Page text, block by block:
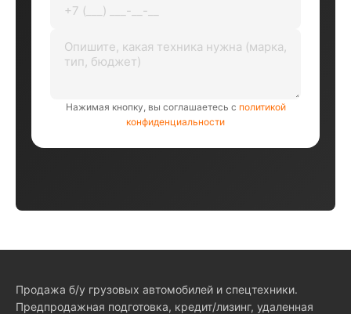
Нажимая кнопку, вы соглашаетесь с политикой
конфиденциальности
Продажа б/у грузовых автомобилей и спецтехники.
Предпродажная подготовка, кредит/лизинг, удаленная